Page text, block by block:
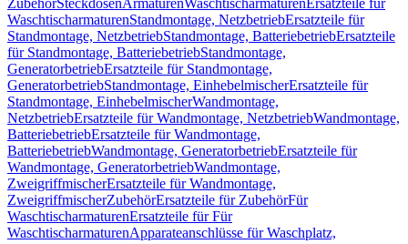
ZubehörSteckdosenArmaturenWaschtischarmaturen Ersatzteile für
WaschtischarmaturenStandmontage, NetzbetriebErsatzteile für
Standmontage, NetzbetriebStandmontage, BatteriebetriebErsatzteile
für Standmontage, BatteriebetriebStandmontage,
GeneratorbetriebErsatzteile für Standmontage,
GeneratorbetriebStandmontage, EinhebelmischerErsatzteile für
Standmontage, EinhebelmischerWandmontage,
NetzbetriebErsatzteile für Wandmontage, NetzbetriebWandmontage,
BatteriebetriebErsatzteile für Wandmontage,
BatteriebetriebWandmontage, GeneratorbetriebErsatzteile für
Wandmontage, GeneratorbetriebWandmontage,
ZweigriffmischerErsatzteile für Wandmontage,
ZweigriffmischerZubehörErsatzteile für ZubehörFür
WaschtischarmaturenErsatzteile für Für
WaschtischarmaturenApparateanschlüsse für Waschplatz,